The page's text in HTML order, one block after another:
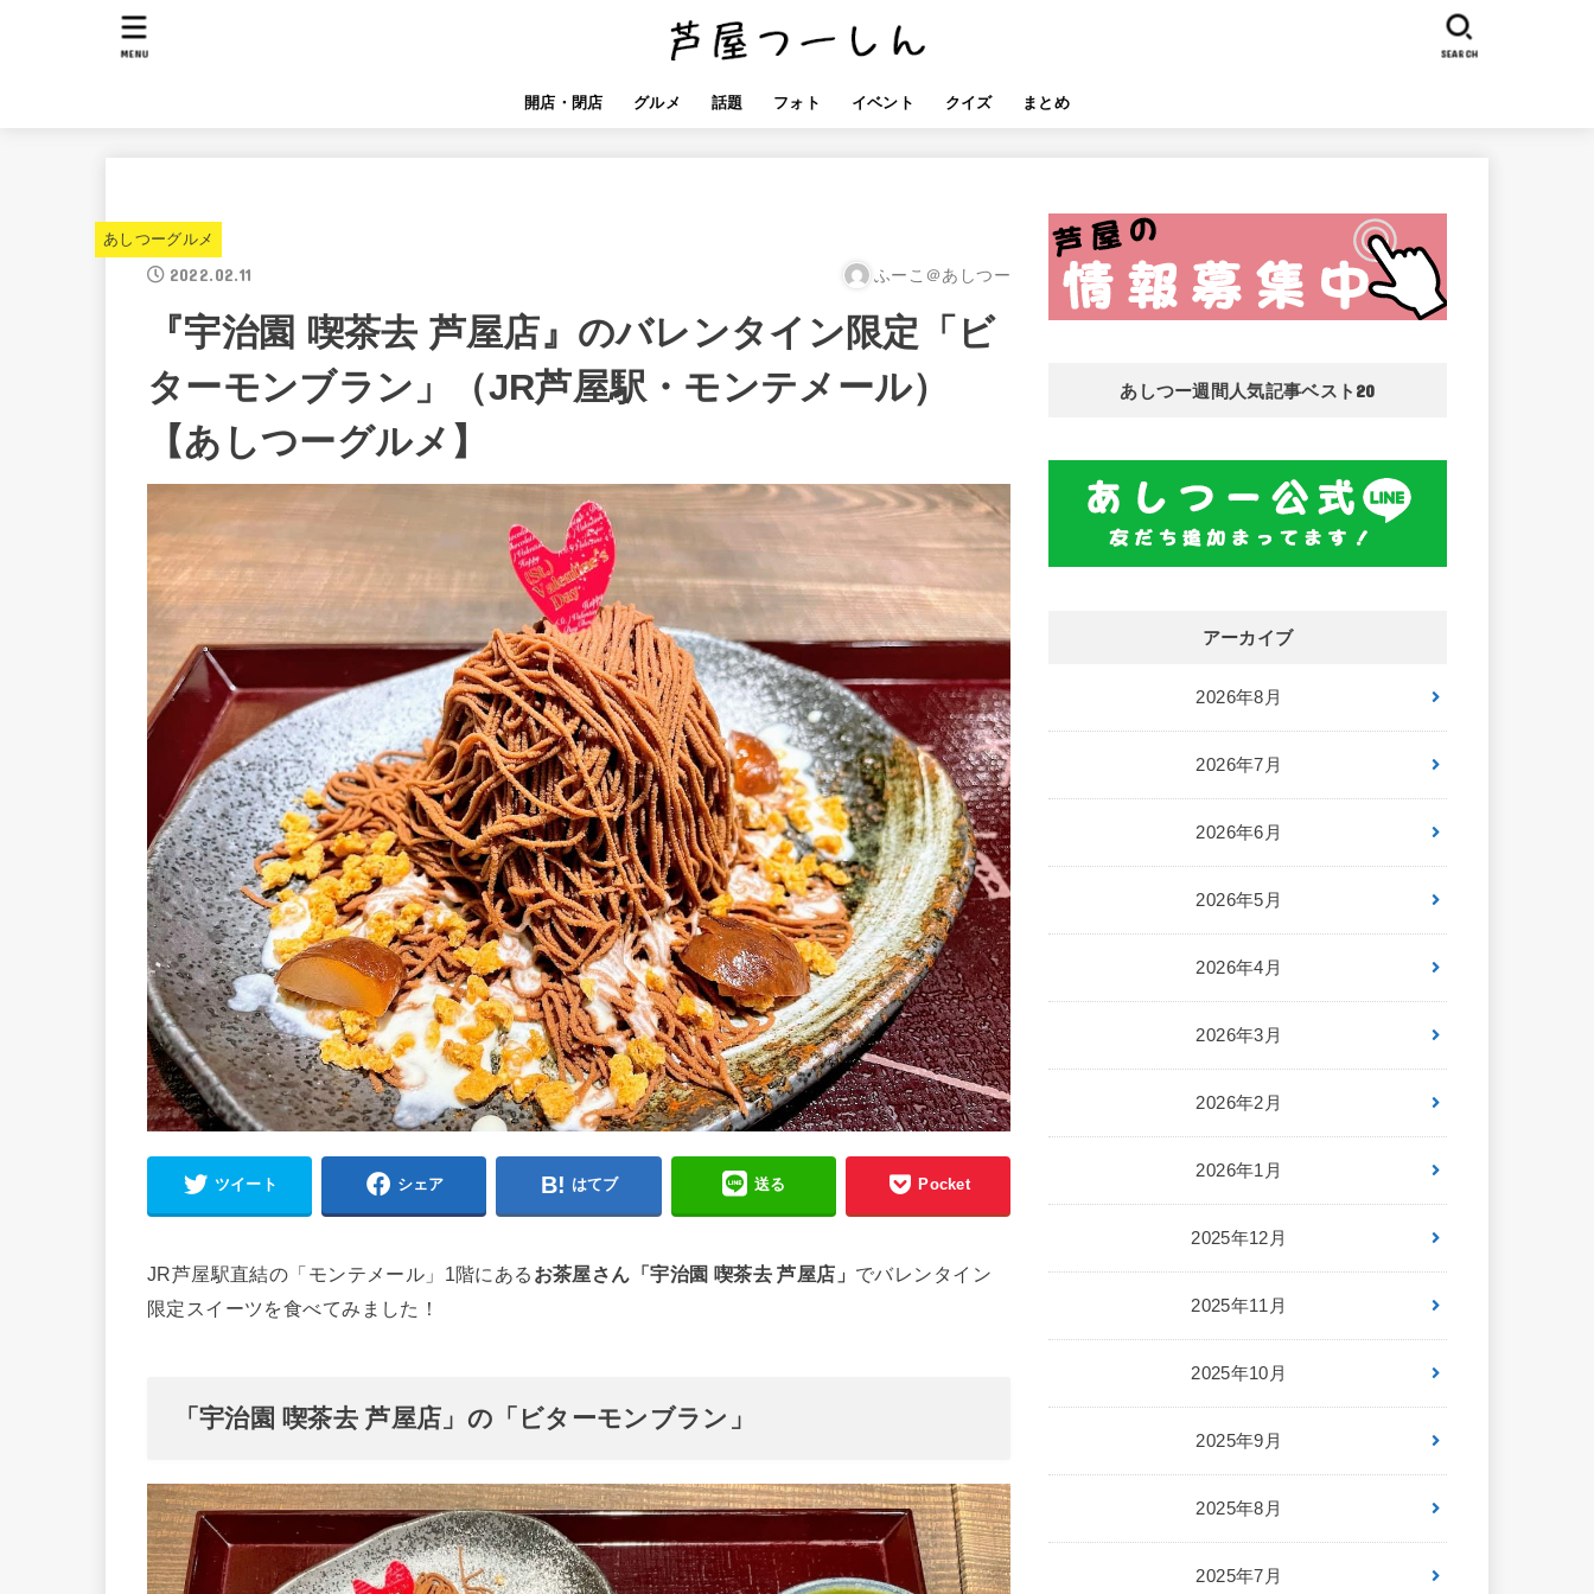
開店・閉店 グルメ 話題 フォト イベント クイズ まとめ
SEARCH
MENU
あしつーグルメ
2022.02.11 ふーこ＠あしつー
『宇治園 喫茶去 芦屋店』のバレンタイン限定「ビ
ターモンブラン」（JR芦屋駅・モンテメール）
【あしつーグルメ】
ツイート シェア はてブ 送る Pocket
JR芦屋駅直結の「モンテメール」1階にある お茶屋さん「宇治園 喫茶去 芦屋店」 でバレンタイン
限定スイーツを食べてみました！
「宇治園 喫茶去 芦屋店」の「ビターモンブラン」
あしつー週間人気記事ベスト20
アーカイブ
2026年8月
2026年7月
2026年6月
2026年5月
2026年4月
2026年3月
2026年2月
2026年1月
2025年12月
2025年11月
2025年10月
2025年9月
2025年8月
2025年7月